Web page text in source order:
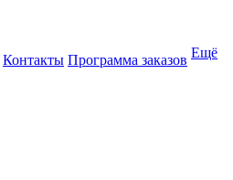
Контакты Программа заказов Ещё